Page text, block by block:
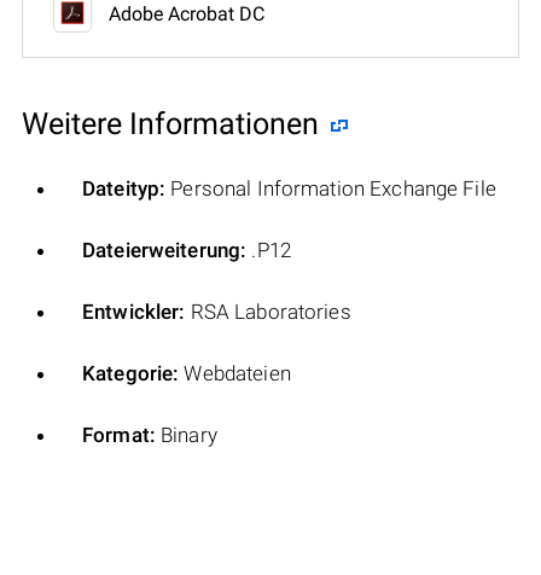
Adobe Acrobat DC
Weitere Informationen
Dateityp: Personal Information Exchange File
Dateierweiterung: .P12
Entwickler: RSA Laboratories
Kategorie: Webdateien
Format: Binary